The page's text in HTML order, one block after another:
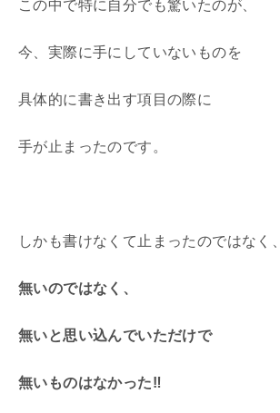
この中で特に自分でも驚いたのが、
今、実際に手にしていないものを
具体的に書き出す項目の際に
手が止まったのです。
しかも書けなくて止まったのではなく、
無いのではなく、
無いと思い込んでいただけで
無いものはなかった‼